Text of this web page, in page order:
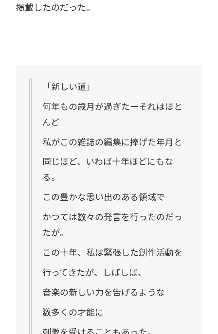
掲載したのだった。
「新しい道」
何年もの歳月が過ぎたーそれはほと
んど
私がこの雑誌の編集に捧げた年月と
同じほど、いわば十年ほどにもな
る。
この豊かな思い出のある領域で
かつては数々の発言を行ったのだっ
たが。
この十年、私は緊張した創作活動を
行ってきたが、しばしば、
音楽の新しい力を告げるような
数多くの才能に